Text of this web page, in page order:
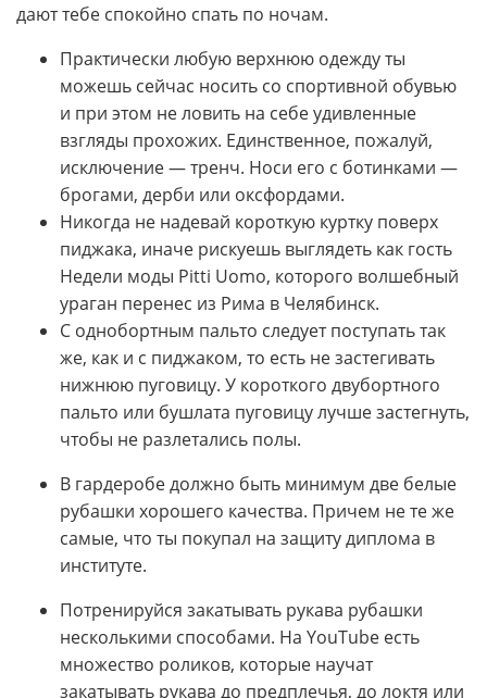
дают тебе спокойно спать по ночам.
Практически любую верхнюю одежду ты
можешь сейчас носить со спортивной обувью
и при этом не ловить на себе удивленные
взгляды прохожих. Единственное, пожалуй,
исключение — тренч. Носи его с ботинками —
брогами, дерби или оксфордами.
Никогда не надевай короткую куртку поверх
пиджака, иначе рискуешь выглядеть как гость
Недели моды Pitti Uomo, которого волшебный
ураган перенес из Рима в Челябинск.
С однобортным пальто следует поступать так
же, как и с пиджаком, то есть не застегивать
нижнюю пуговицу. У короткого двубортного
пальто или бушлата пуговицу лучше застегнуть,
чтобы не разлетались полы.
В гардеробе должно быть минимум две белые
рубашки хорошего качества. Причем не те же
самые, что ты покупал на защиту диплома в
институте.
Потренируйся закатывать рукава рубашки
несколькими способами. На YouTube есть
множество роликов, которые научат
закатывать рукава до предплечья, до локтя или